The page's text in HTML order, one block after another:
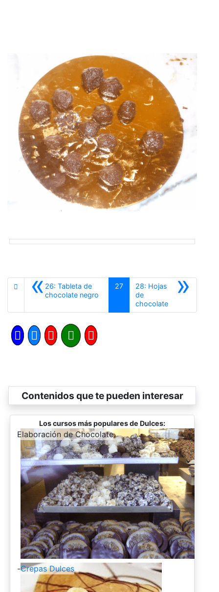
«26: Tableta de
chocolate negro
27 »
28: Hojas
de
chocolateSiguiente
Contenidos que te pueden interesar
Los cursos más populares de Dulces:
-
Elaboración de Chocolate
-Crepas Dulces